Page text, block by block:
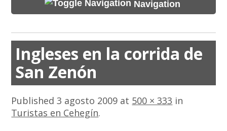
Navigation
Ingleses en la corrida de
San Zenón
Published3 agosto 2009 at 500 × 333 in
Turistas en Cehegín.